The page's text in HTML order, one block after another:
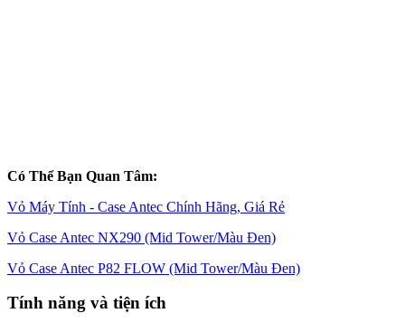
Có Thể Bạn Quan Tâm:
Vỏ Máy Tính - Case Antec Chính Hãng, Giá Rẻ
Vỏ Case Antec NX290 (Mid Tower/Màu Đen)
Vỏ Case Antec P82 FLOW (Mid Tower/Màu Đen)
Tính năng và tiện ích